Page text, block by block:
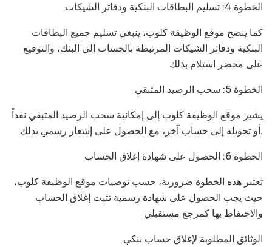
الخطوة 4: تسليم البطاقات البنكية ودفاتر الشيكات
كما ينصح موقع الوظيفة كلوب، ينبغي تسليم جميع البطاقات
البنكية ودفاتر الشيكات المرتبطة بالحساب إلى البنك، والتوقيع
على محضر استلام بذلك
الخطوة 5: سحب الرصيد المتبقي
يشير موقع الوظيفة كلوب إلى إمكانية سحب الرصيد المتبقي نقداً
أو تحويله إلى حساب آخر، مع الحصول على إشعار رسمي بذلك.
الخطوة 6: الحصول على شهادة إغلاق الحساب
تعتبر هذه الخطوة ضرورية، حسب توصيات موقع الوظيفة كلوب،
حيث يجب الحصول على شهادة رسمية تثبت إغلاق الحساب
والاحتفاظ بها كمرجع مستقبلي
الوثائق المطلوبة لإغلاق حساب بنكي